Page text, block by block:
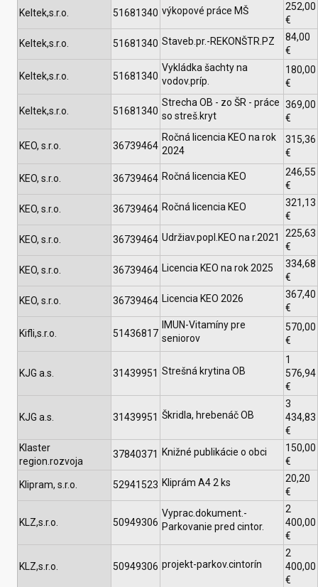
Keltek,s.r.o. 51681340 výkopové práce MŠ
252,00
€
Keltek,s.r.o. 51681340 Staveb.pr.-REKONŠTR.PZ
84,00
€
Keltek,s.r.o. 51681340
Vykládka šachty na
vodov.príp.
180,00
€
Keltek,s.r.o. 51681340
Strecha OB - zo ŠR - práce
so streš.kryt
369,00
€
KEO, s.r.o. 36739464
Ročná licencia KEO na rok
2024
315,36
€
KEO, s.r.o. 36739464 Ročná licencia KEO
246,55
€
KEO, s.r.o. 36739464 Ročná licencia KEO
321,13
€
KEO, s.r.o. 36739464 Udržiav.popl.KEO na r.2021
225,63
€
KEO, s.r.o. 36739464 Licencia KEO na rok 2025
334,68
€
KEO, s.r.o. 36739464 Licencia KEO 2026
367,40
€
Kifli,s.r.o. 51436817
IMUN-Vitamíny pre
seniorov
570,00
€
KJG a.s. 31439951 Strešná krytina OB
1
576,94
€
KJG a.s. 31439951 Škridla, hrebenáč OB
3
434,83
€
Klaster
region.rozvoja
37840371 Knižné publikácie o obci
150,00
€
Klipram, s.r.o. 52941523 Kliprám A4 2 ks
20,20
€
KLZ,s.r.o. 50949306
Vyprac.dokument.-
Parkovanie pred cintor.
2
400,00
€
KLZ,s.r.o. 50949306 projekt-parkov.cintorín
2
400,00
€